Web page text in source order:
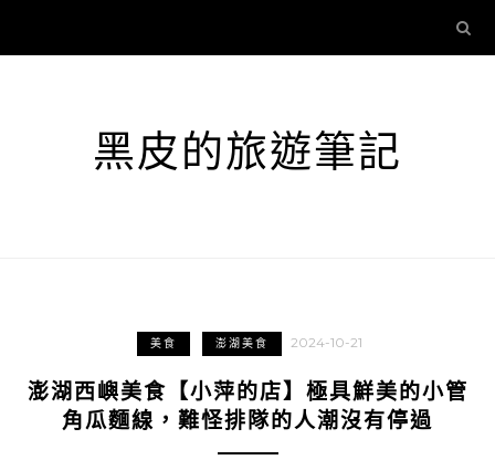
黑皮的旅遊筆記
美食 澎湖美食 2024-10-21
澎湖西嶼美食【小萍的店】極具鮮美的小管
角瓜麵線，難怪排隊的人潮沒有停過